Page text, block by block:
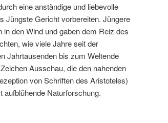
eine anständige und liebevolle
Jüngste Gericht vorbereiten. Jüngere
in den Wind und gaben dem Reiz des
wie viele Jahre seit der
Jahrtausenden bis zum Weltende
Ausschau, die den nahenden
von Schriften des Aristoteles)
Naturforschung.